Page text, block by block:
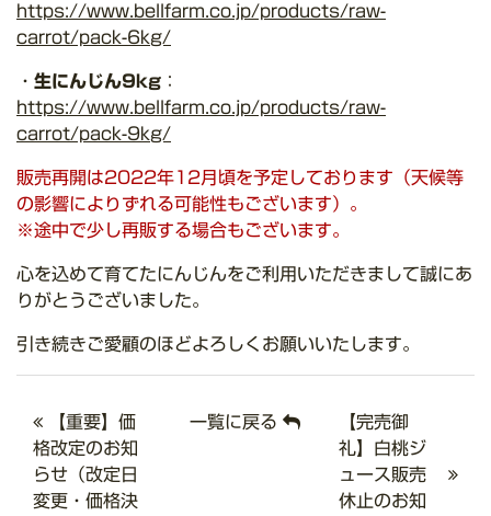
https://www.bellfarm.co.jp/products/raw-
carrot/pack-6kg/
・ 生にんじん9kg ：
https://www.bellfarm.co.jp/products/raw-
carrot/pack-9kg/
販売再開は2022年12月頃を予定しております（天候等
の影響によりずれる可能性もございます）。
※途中で少し再販する場合もございます。
心を込めて育てたにんじんをご利用いただきまして誠にあ
りがとうございました。
引き続きご愛顧のほどよろしくお願いいたします。
【重要】価
格改定のお知
らせ（改定日
変更・価格決
一覧に戻る
【完売御
礼】白桃ジ
ュース販売
休止のお知